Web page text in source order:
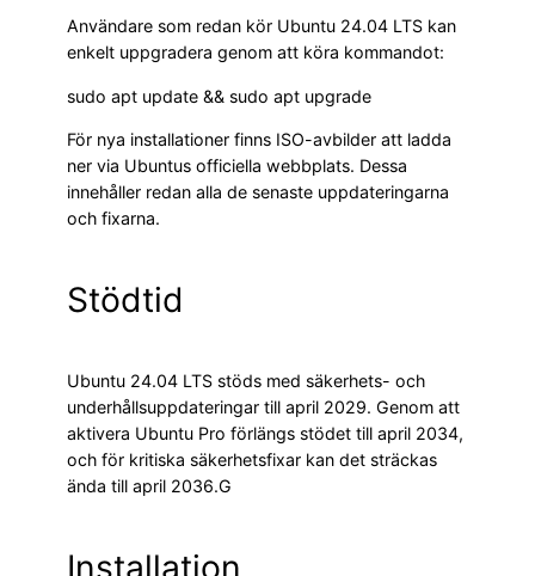
Användare som redan kör Ubuntu 24.04 LTS kan
enkelt uppgradera genom att köra kommandot:
sudo apt update && sudo apt upgrade
För nya installationer finns ISO-avbilder att ladda
ner via Ubuntus officiella webbplats. Dessa
innehåller redan alla de senaste uppdateringarna
och fixarna.
Stödtid
Ubuntu 24.04 LTS stöds med säkerhets- och
underhållsuppdateringar till april 2029. Genom att
aktivera Ubuntu Pro förlängs stödet till april 2034,
och för kritiska säkerhetsfixar kan det sträckas
ända till april 2036.G
Installation